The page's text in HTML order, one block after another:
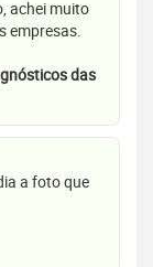
achei muito
empresas.
das
a foto que